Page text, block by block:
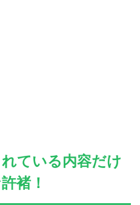
れている内容だけ
褚！